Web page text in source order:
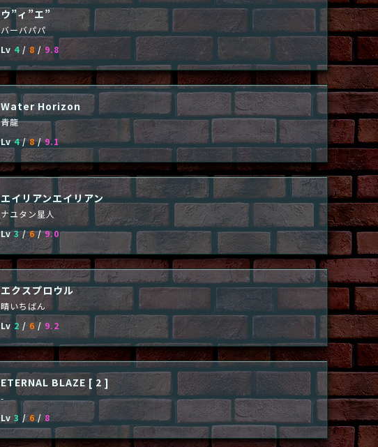
ウ”ィ”エ”
バーバパパ
Lv 4 / 8 / 9.8
Water Horizon
青龍
Lv4/8/9.1
エイリアンエイリアン
ナユタン星人
Lv3/6/9.0
エクスプロウル
晴いちばん
Lv 2 / 6/ 9.2
ETERNAL BLAZE [ 2 ]
-
Lv3 /6 / 8